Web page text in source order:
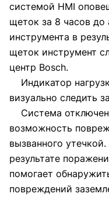
системой HMI
щеток за 8 часов до
инструмента в
щеток инструмент
центр Bosch.
Индикатор
визуально следить
Система
возможность
вызванного
результате
помогает
повреждений